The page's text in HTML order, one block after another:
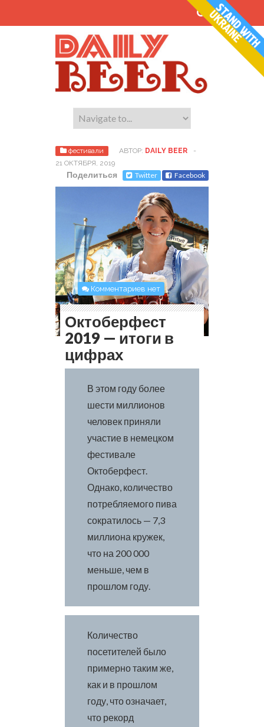
фестивали АВТОР: DAILY BEER
-
21 ОКТЯБРЯ, 2019
Поделиться Twitter Facebook
Комментариев нет
Октоберфест
2019 — итоги в
цифрах
В этом году более
шести миллионов
человек приняли
участие в немецком
фестивале
Октоберфест.
Однако, количество
потребляемого пива
сократилось — 7,3
миллиона кружек,
что на 200 000
меньше, чем в
прошлом году.
Количество
посетителей было
примерно таким же,
как и в прошлом
году, что означает,
что рекорд